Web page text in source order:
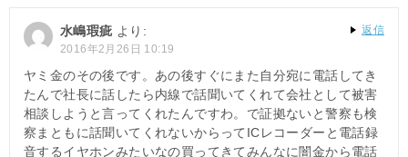
水嶋瑕疵 より:
2016年2月26日 10:19
ヤミ金のその後です。あの後すぐにまた自分宛に電話してき
たんで社長に話したら内線で話聞いてくれて会社として被害
相談しようと言ってくれたんですわ。で証拠ないと警察も検
察まともに話聞いてくれないからってICレコーダーと電話録
音するイヤホンみたいなの買ってきてみんなに闇金から電話
返信